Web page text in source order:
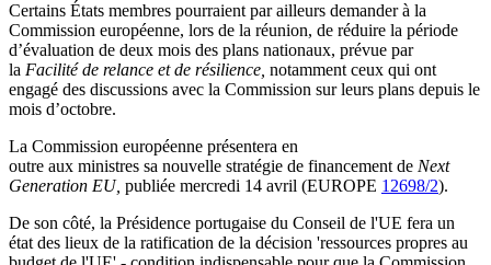
Certains États membres pourraient par ailleurs demander à la
Commission européenne, lors de la réunion, de réduire la période
d’évaluation de deux mois des plans nationaux, prévue par
la Facilité de relance et de résilience, notamment ceux qui ont
engagé des discussions avec la Commission sur leurs plans depuis le
mois d’octobre.
La Commission européenne présentera en
outre aux ministres sa nouvelle stratégie de financement de Next
Generation EU, publiée mercredi 14 avril (EUROPE 12698/2).
De son côté, la Présidence portugaise du Conseil de l'UE fera un
état des lieux de la ratification de la décision 'ressources propres au